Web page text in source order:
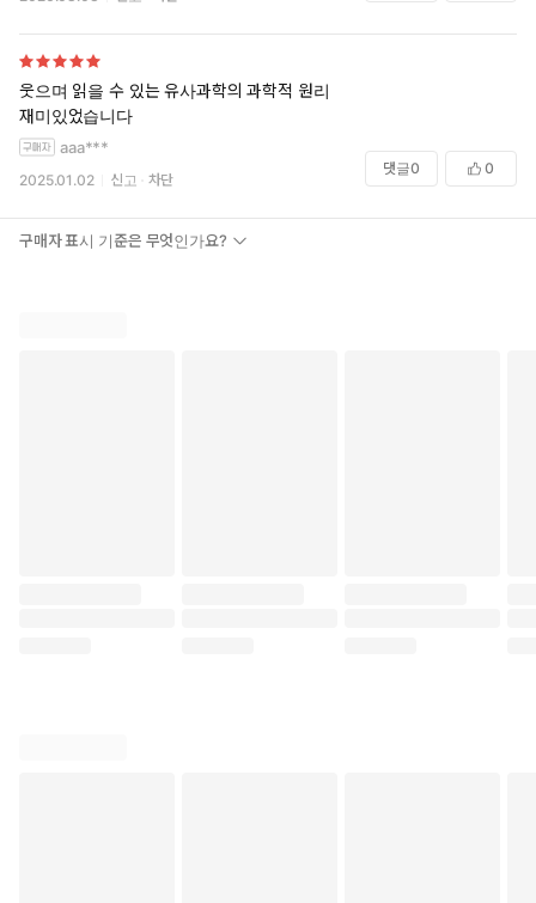
외계인에게는 지구인이 외계고, 지구인조차 지구인이라는
이름이 어울리지않게 된 사연들이라고 해야할까요?
각 세계관을 이해하면 재밌어요
웃으며 읽을 수 있는 유사과학의 과학적 원리
재미있었습니다
aaa***
2025.01.02 신고 차단
댓글0 0
구매자 표시 기준은 무엇인가요?